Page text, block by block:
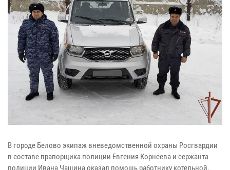
В городе Белово экипаж вневедомственной охраны Росгвардии
в составе прапорщика полиции Евгения Корнеева и сержанта
полиции Ивана Чащина оказал помощь работнику котельной,